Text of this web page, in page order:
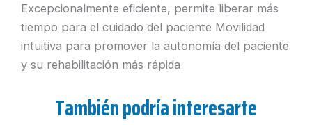
Excepcionalmente eficiente, permite liberar más
tiempo para el cuidado del paciente Movilidad
intuitiva para promover la autonomía del paciente
y su rehabilitación más rápida
También podría interesarte